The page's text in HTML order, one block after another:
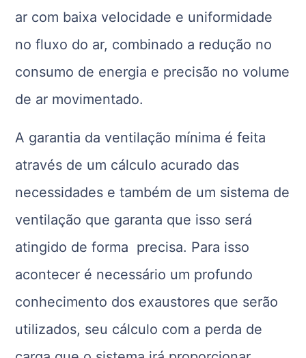
ar com baixa velocidade e uniformidade
no fluxo do ar, combinado a redução no
consumo de energia e precisão no volume
de ar movimentado.
A garantia da ventilação mínima é feita
através de um cálculo acurado das
necessidades e também de um sistema de
ventilação que garanta que isso será
atingido de forma precisa. Para isso
acontecer é necessário um profundo
conhecimento dos exaustores que serão
utilizados, seu cálculo com a perda de